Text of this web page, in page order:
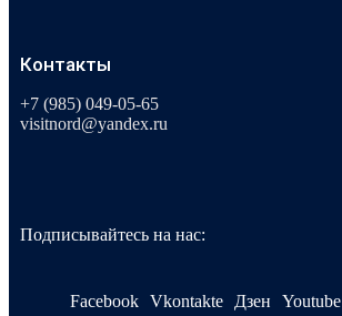
Контакты
+7 (985) 049-05-65
visitnord@yandex.ru
Подписывайтесь на нас:
Facebook Vkontakte Дзен Youtube